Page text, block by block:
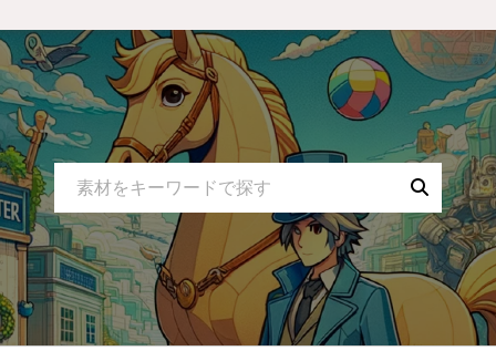
スピードアップ キャラクター レッド
歩き サッカー 立ち絵 ファンタジー コイン
罠 宇宙 夜空 蜂 NPC 水色
2D スポーツ 無表情 妖怪 ダメージ
スペース モノクロ コウモリ トゲトゲ
乗り物 スカイブルー 攻撃 運動 バンザイ
虫 アイテム トラップ 星 塗り絵 蝙蝠
ナマズ レースゲーム 白 剣 遊び 腰蓑